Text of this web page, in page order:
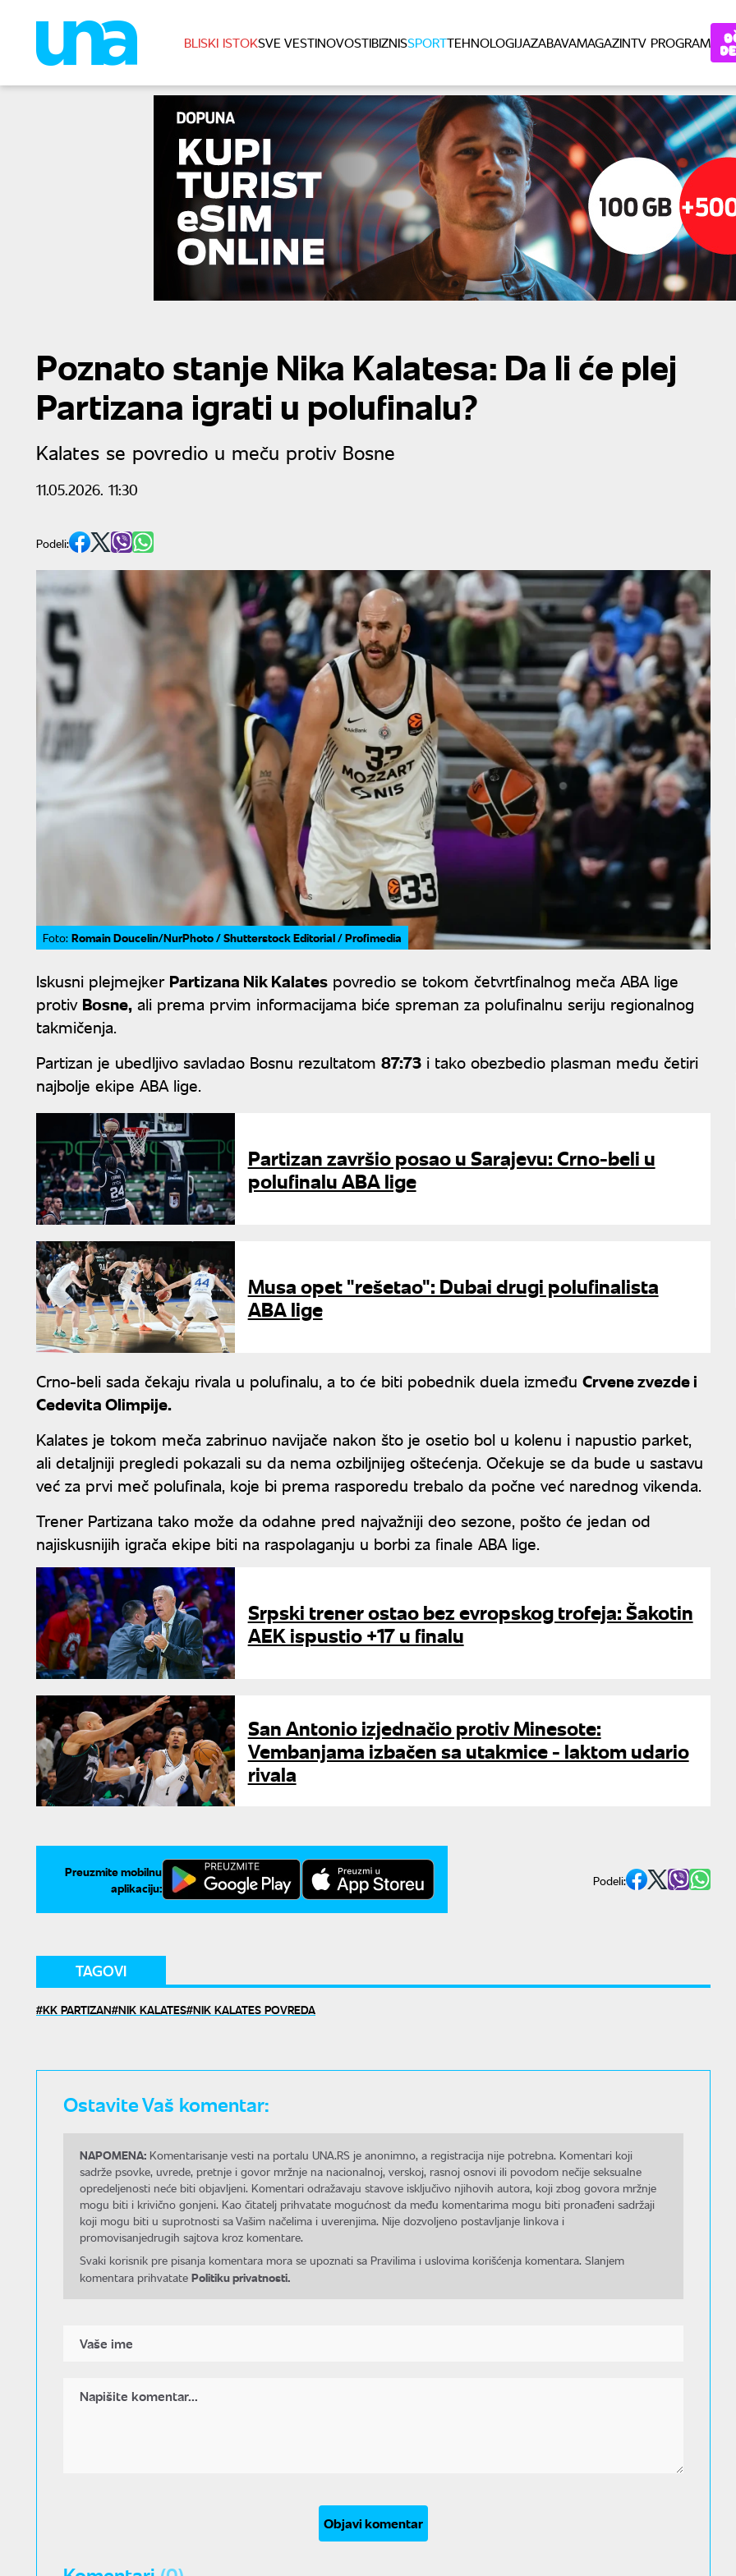
BLISKI ISTOKSVE VESTINOVOSTIBIZNISSPORTTEHNOLOGIJAZABAVAMAGAZINTV PROGRAM
Poznato stanje Nika Kalatesa: Da li će plej
Partizana igrati u polufinalu?
Kalates se povredio u meču protiv Bosne
11.05.2026. 11:30
Podeli:
Foto: Romain Doucelin/NurPhoto / Shutterstock Editorial / Profimedia
Iskusni plejmejker Partizana Nik Kalates povredio se tokom četvrtfinalnog meča ABA lige
protiv Bosne, ali prema prvim informacijama biće spreman za polufinalnu seriju regionalnog
takmičenja.
Partizan je ubedljivo savladao Bosnu rezultatom 87:73 i tako obezbedio plasman među četiri
najbolje ekipe ABA lige.
Partizan završio posao u Sarajevu: Crno-beli u
polufinalu ABA lige
Musa opet "rešetao": Dubai drugi polufinalista
ABA lige
Crno-beli sada čekaju rivala u polufinalu, a to će biti pobednik duela između Crvene zvezde i
Cedevita Olimpije.
Kalates je tokom meča zabrinuo navijače nakon što je osetio bol u kolenu i napustio parket,
ali detaljniji pregledi pokazali su da nema ozbiljnijeg oštećenja. Očekuje se da bude u sastavu
već za prvi meč polufinala, koje bi prema rasporedu trebalo da počne već narednog vikenda.
Trener Partizana tako može da odahne pred najvažniji deo sezone, pošto će jedan od
najiskusnijih igrača ekipe biti na raspolaganju u borbi za finale ABA lige.
Srpski trener ostao bez evropskog trofeja: Šakotin
AEK ispustio +17 u finalu
San Antonio izjednačio protiv Minesote:
Vembanjama izbačen sa utakmice - laktom udario
rivala
Preuzmite mobilnu
aplikaciju:
Podeli:
TAGOVI
KK PARTIZAN NIK KALATES NIK KALATES POVREDA
Ostavite Vaš komentar:
NAPOMENA: Komentarisanje vesti na portalu UNA.RS je anonimno, a registracija nije potrebna. Komentari koji
sadrže psovke, uvrede, pretnje i govor mržnje na nacionalnoj, verskoj, rasnoj osnovi ili povodom nečije seksualne
opredeljenosti neće biti objavljeni. Komentari odražavaju stavove isključivo njihovih autora, koji zbog govora mržnje
mogu biti i krivično gonjeni. Kao čitatelj prihvatate mogućnost da među komentarima mogu biti pronađeni sadržaji
koji mogu biti u suprotnosti sa Vašim načelima i uverenjima. Nije dozvoljeno postavljanje linkova i
promovisanjedrugih sajtova kroz komentare.
Svaki korisnik pre pisanja komentara mora se upoznati sa Pravilima i uslovima korišćenja komentara. Slanjem
komentara prihvatate Politiku privatnosti.
Objavi komentar